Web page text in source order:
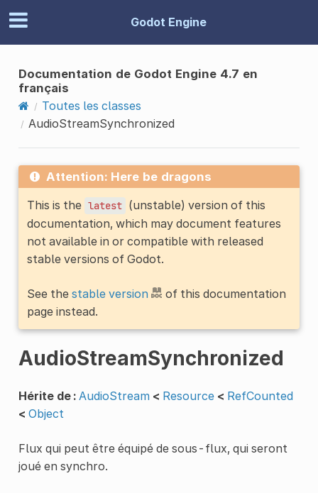
Godot Engine
Documentation de Godot Engine 4.7 en
français
Toutes les classes
AudioStreamSynchronized
Attention: Here be dragons
This is the latest (unstable) version of this
documentation, which may document features
not available in or compatible with released
stable versions of Godot.
See the stable version
of this documentation
page instead.
AudioStreamSynchronized
Hérite de : AudioStream < Resource < RefCounted
< Object
Flux qui peut être équipé de sous-flux, qui seront
joué en synchro.